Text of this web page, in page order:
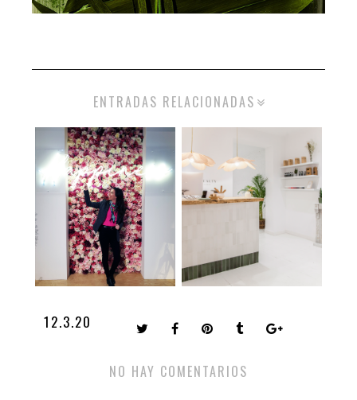
ENTRADAS RELACIONADAS
12.3.20
NO HAY COMENTARIOS